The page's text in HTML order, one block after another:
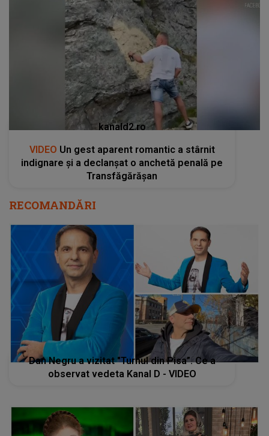
kanald2.ro
VIDEO Un gest aparent romantic a stârnit
indignare și a declanșat o anchetă penală pe
Transfăgărășan
RECOMANDĂRI
Dan Negru a vizitat "Turnul din Pisa”. Ce a
observat vedeta Kanal D - VIDEO